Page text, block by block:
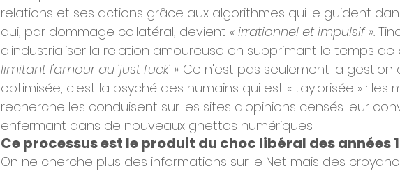
relations et ses actions grâce aux algorithmes qui le guident
qui, par dommage collatéral, devient « irrationnel et impulsif ».
d'industrialiser la relation amoureuse en supprimant le temps de
limitant l'amour au 'just fuck' ». Ce n'est pas seulement la gestion
optimisée, c'est la psyché des humains qui est « taylorisée » : les
recherche les conduisent sur les sites d'opinions censés leur
enfermant dans de nouveaux ghettos numériques.
Ce processus est le produit du choc libéral des années
On ne cherche plus des informations sur le Net mais des